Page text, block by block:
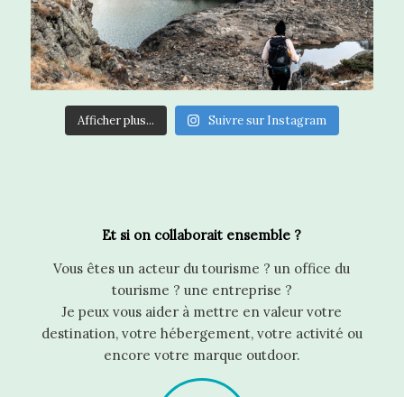
Afficher plus... Suivre sur Instagram
Et si on collaborait ensemble ?
Vous êtes un acteur du tourisme ? un office du
tourisme ? une entreprise ?
Je peux vous aider à mettre en valeur votre
destination, votre hébergement, votre activité ou
encore votre marque outdoor.